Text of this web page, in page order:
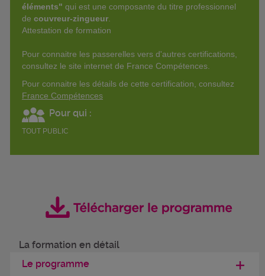
éléments" qui est une composante du titre professionnel
de couvreur-zingueur
Attestation de formation
Pour connaitre les passerelles vers d'autres certifications,
consultez le site internet de France Compétences.
Pour connaitre les détails de cette certification, consultez
France Compétences
Pour qui :
TOUT PUBLIC
La formation en détail
Le programme